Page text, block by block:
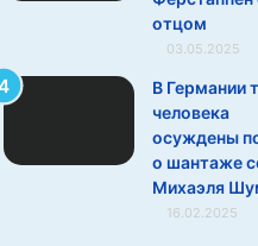
отцом
03.05.2025
В Германии
человека
осуждены
о шантаже
Михаэля
16.02.2025